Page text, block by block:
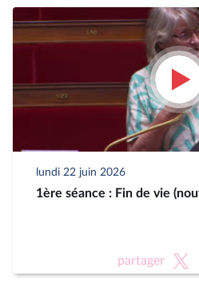
lundi 22 juin 2026
1ère séance : Fin de vie
partager